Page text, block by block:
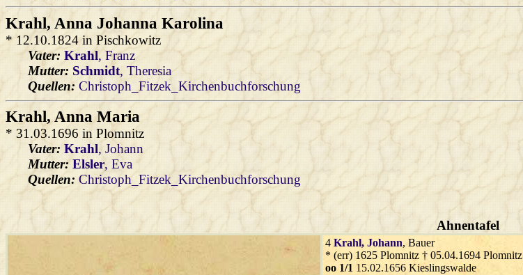
Krahl, Anna Johanna Karolina
* 12.10.1824 in Pischkowitz
Vater: Krahl, Franz
Mutter: Schmidt, Theresia
Quellen: Christoph_Fitzek_Kirchenbuchforschung
Krahl, Anna Maria
* 31.03.1696 in Plomnitz
Vater: Krahl, Johann
Mutter:Elsler, Eva
Quellen: Christoph_Fitzek_Kirchenbuchforschung
Ahnentafel
4 Krahl, Johann, Bauer
* (err) 1625 Plomnitz † 05.04.1694 Plomnitz
oo 1/1 15.02.1656 Kieslingswalde